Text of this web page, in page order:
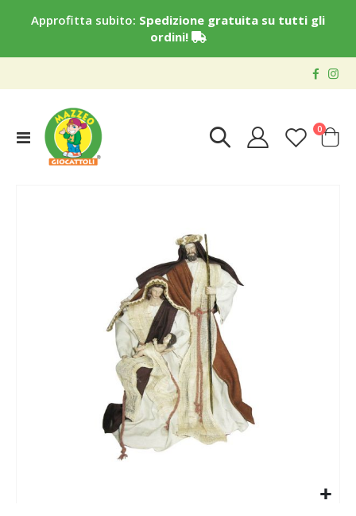
Approfitta subito: Spedizione gratuita su tutti gli
ordini!
Toggle
Nav
Cart
0elementi